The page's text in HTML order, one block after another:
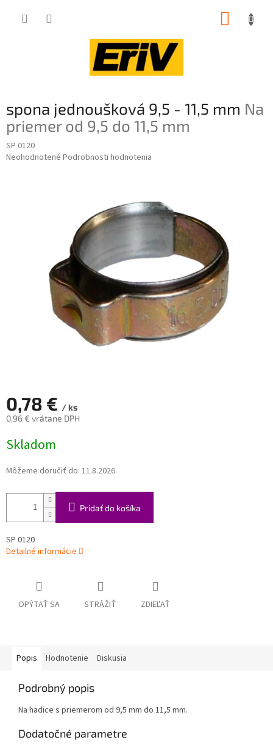
spona jednoušková 9,5 - 11,5 mm Na
priemer od 9,5 do 11,5 mm
SP 0120
Priemerné
Neohodnotené Podrobnosti hodnotenia
0,78 € / ks
0,96 € vrátane DPH
cena:
Skladom
Môžeme doručiť do: 11.8.2026
Pridať do košíka
SP 0120
Detailné informácie
OPÝTAŤ SA STRÁŽIŤ ZDIEĽAŤ
Popis Hodnotenie Diskusia
Podrobný popis
Na hadice s priemerom od 9,5 mm do 11,5 mm.
Dodatočné parametre